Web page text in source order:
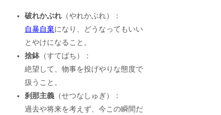
破れかぶれ （やれかぶれ）：
自暴自棄になり、どうなってもいい
とやけになること。
捨鉢（すてばち）：
絶望して、物事を投げやりな態度で
扱うこと。
刹那主義 （せつなしゅぎ）：
過去や将来を考えず、今この瞬間だ